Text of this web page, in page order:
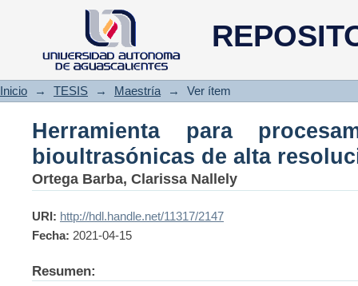
Herramienta para
resolución
Inicio → TESIS → Maestría → Ver ítem
Herramienta para
bioultrasónicas de alta
Ortega Barba, Clarissa Nallely
URI: http://hdl.handle.net/11317/2147
Fecha: 2021-04-15
Resumen: